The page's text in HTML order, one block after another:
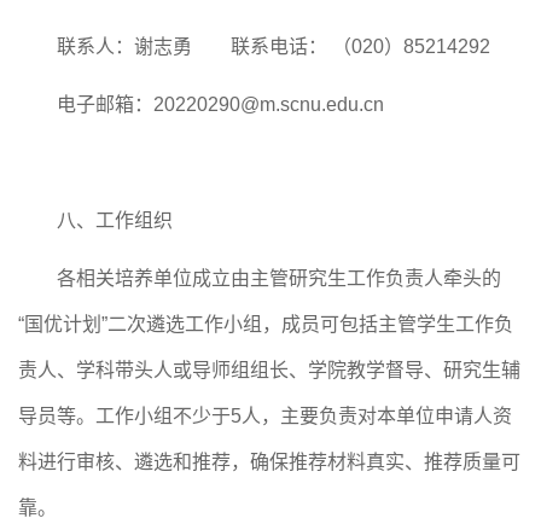
联系人：谢志勇 联系电话： （020）85214292
电子邮箱： 20220290@m.scnu.edu.cn
八、工作组织
各相关培养单位成立由主管研究生工作负责人牵头的
“国优计划”二次遴选工作小组，成员可包括主管学生工作负
责人、学科带头人或导师组组长、学院教学督导、研究生辅
导员等。工作小组 不少于5人 ，主要负责对本单位申请人资
料进行审核、遴选和推荐，确保推荐材料真实、推荐质量可
靠。